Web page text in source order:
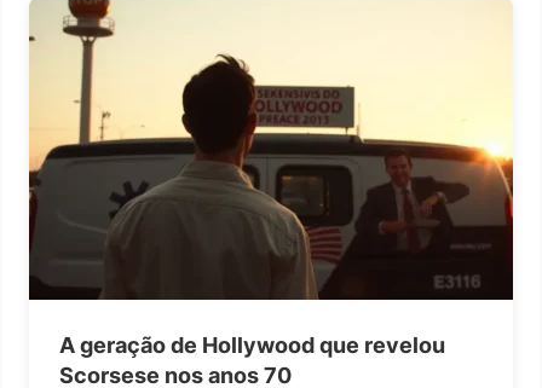
A geração de Hollywood que revelou
Scorsese nos anos 70